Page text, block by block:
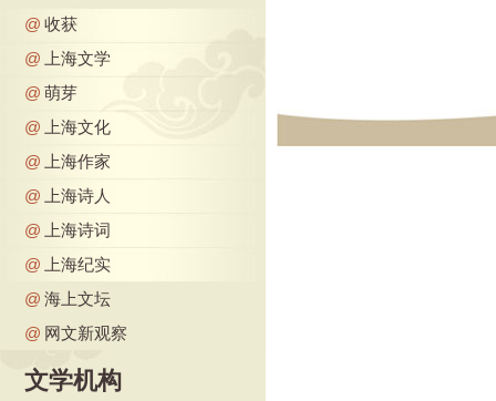
@ 收获
@
上海文学
@ 萌芽
@
上海文化
@
上海作家
@
上海诗人
@
上海诗词
@
上海纪实
@ 海上文坛
@ 网文新观察
文学机构